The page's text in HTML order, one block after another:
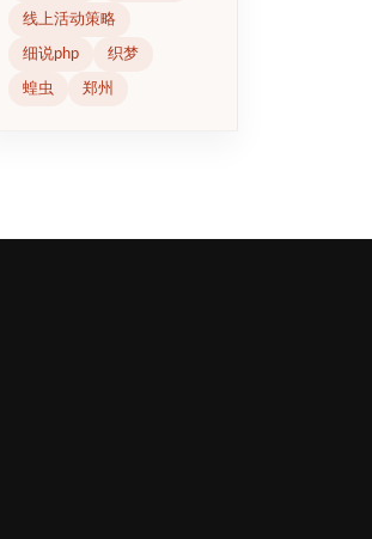
线上活动策略
细说php 织梦
蝗虫 郑州